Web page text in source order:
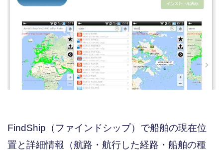
FindShip（ファインドシップ）で船舶の現在位
置と詳細情報（航路・航行した経路・船舶の種